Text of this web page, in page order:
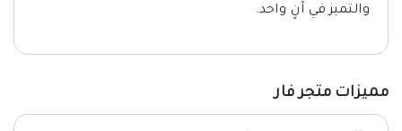
والتميز في آنٍ واحد.
مميزات متجر فار